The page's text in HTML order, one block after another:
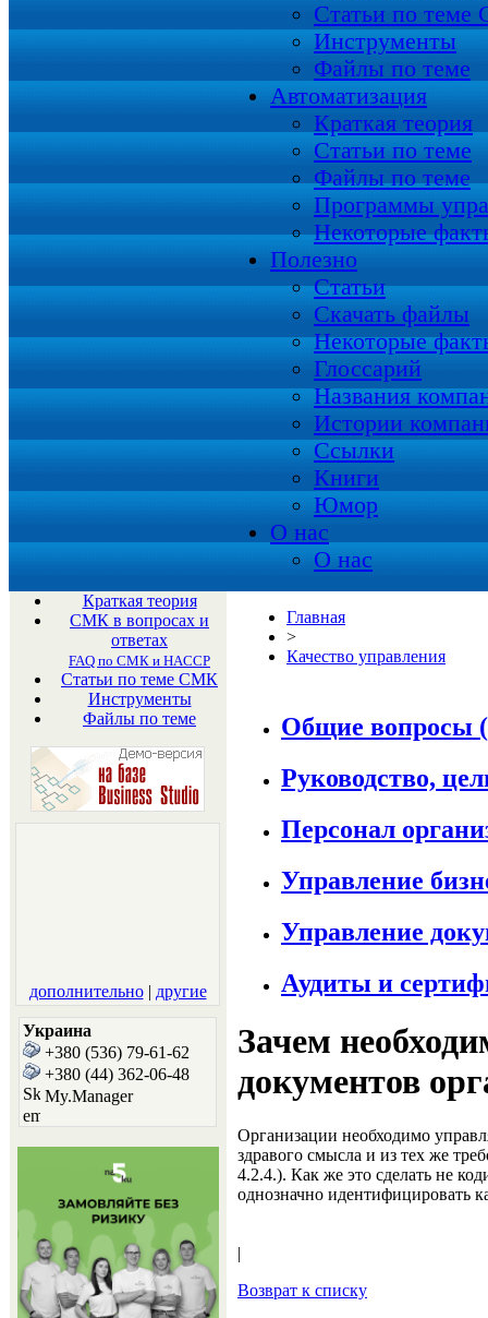
Статьи по
Инструменты
Файлы по теме
Автоматизация
Краткая теория
Статьи по теме
Файлы по теме
Программы
Некоторые
Полезно
Статьи
Скачать файлы
Некоторые
Глоссарий
Названия
Истории
Ссылки
Книги
Юмор
О нас
О нас
Краткая теория
СМК в вопросах и
ответах
FAQ по СМК и HACCP
Статьи по теме СМК
Инструменты
Файлы по теме
дополнительно| другие
Украина
+380 (536) 79-61-62
+380 (44) 362-06-48
My.Manager
Главная
>
Качество управления
Общие вопросы
Руководство,
Персонал
Управление
Управление
Аудиты и
Зачем
документов
Организации необходимо
здравого смысла и из тех же
4.2.4.). Как же это сделать не
однозначно идентифицировать
|
Возврат к списку